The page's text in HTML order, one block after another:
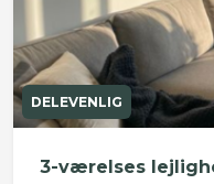
DELEVENLIG
3-værelses